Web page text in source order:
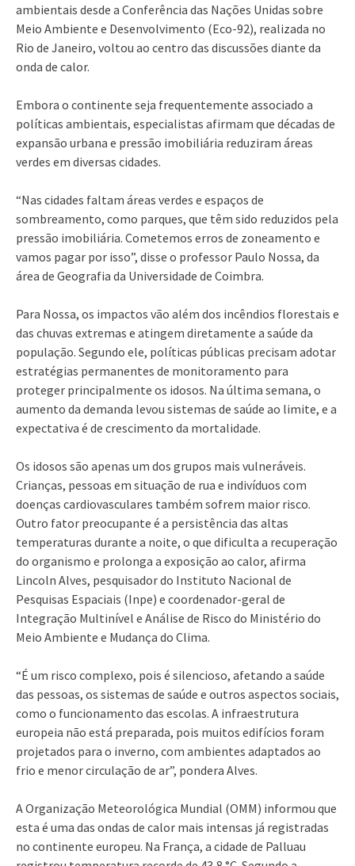
ambientais desde a Conferência das Nações Unidas sobre
Meio Ambiente e Desenvolvimento (Eco-92), realizada no
Rio de Janeiro, voltou ao centro das discussões diante da
onda de calor.
Embora o continente seja frequentemente associado a
políticas ambientais, especialistas afirmam que décadas de
expansão urbana e pressão imobiliária reduziram áreas
verdes em diversas cidades.
“Nas cidades faltam áreas verdes e espaços de
sombreamento, como parques, que têm sido reduzidos pela
pressão imobiliária. Cometemos erros de zoneamento e
vamos pagar por isso”, disse o professor Paulo Nossa, da
área de Geografia da Universidade de Coimbra.
Para Nossa, os impactos vão além dos incêndios florestais e
das chuvas extremas e atingem diretamente a saúde da
população. Segundo ele, políticas públicas precisam adotar
estratégias permanentes de monitoramento para
proteger principalmente os idosos. Na última semana, o
aumento da demanda levou sistemas de saúde ao limite, e a
expectativa é de crescimento da mortalidade.
Os idosos são apenas um dos grupos mais vulneráveis.
Crianças, pessoas em situação de rua e indivíduos com
doenças cardiovasculares também sofrem maior risco.
Outro fator preocupante é a persistência das altas
temperaturas durante a noite, o que dificulta a recuperação
do organismo e prolonga a exposição ao calor, afirma
Lincoln Alves, pesquisador do Instituto Nacional de
Pesquisas Espaciais (Inpe) e coordenador-geral de
Integração Multinível e Análise de Risco do Ministério do
Meio Ambiente e Mudança do Clima.
“É um risco complexo, pois é silencioso, afetando a saúde
das pessoas, os sistemas de saúde e outros aspectos sociais,
como o funcionamento das escolas. A infraestrutura
europeia não está preparada, pois muitos edifícios foram
projetados para o inverno, com ambientes adaptados ao
frio e menor circulação de ar”, pondera Alves.
A Organização Meteorológica Mundial (OMM) informou que
esta é uma das ondas de calor mais intensas já registradas
no continente europeu. Na França, a cidade de Palluau